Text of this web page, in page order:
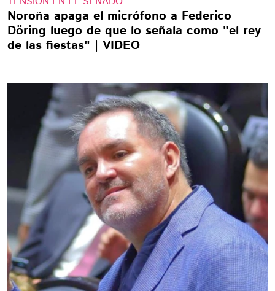
Noroña apaga el micrófono a Federico
Döring luego de que lo señala como "el rey
de las fiestas" | VIDEO